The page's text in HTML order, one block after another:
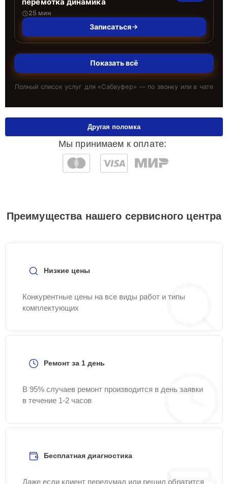
25 мин
Записаться
Показать всё
Полный список услуг для «Сабвуфер» — по звонку или в чате
Мы принимаем к оплате:
Другая поломка
Преимущества нашего сервисного центра
Низкие цены
Конкурентные цены на все виды работ и типы
комплектующих
Ремонт за 1 день
В 95% случаев ремонт производится в день заявки
в течение 1-2 часов
Бесплатная диагностика
Даже если клиент передумал или решил обратится